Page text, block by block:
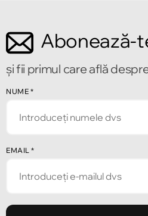
Chișinău
Abonează-
și fii primul care află
NUME *
EMAIL *